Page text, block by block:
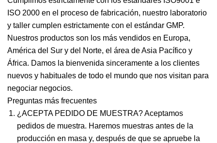
ISO 2000 en el proceso de fabricación, nuestro laboratorio
y taller cumplen estrictamente con el estándar GMP.
Nuestros productos son los más vendidos en Europa,
América del Sur y del Norte, el área de Asia Pacífico y
África. Damos la bienvenida sinceramente a los clientes
nuevos y habituales de todo el mundo que nos visitan para
negociar negocios.
Preguntas más frecuentes
¿ACEPTA PEDIDO DE MUESTRA? Aceptamos
pedidos de muestra. Haremos muestras antes de la
producción en masa y, después de que se apruebe la